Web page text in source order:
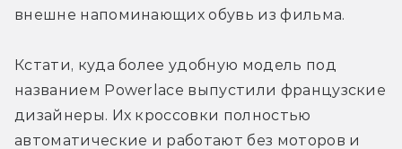
внешне напоминающих обувь из фильма.
Кстати, куда более удобную модель под
названием Powerlace выпустили французские
дизайнеры. Их кроссовки полностью
автоматические и работают без моторов и